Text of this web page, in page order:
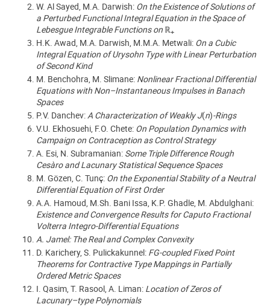
W. Al Sayed, M.A. Darwish: On the Existence of Solutions of
a Perturbed Functional Integral Equation in the Space of
Lebesgue Integrable Functions on ℝ+
H.K. Awad, M.A. Darwish, M.M.A. Metwali: On a Cubic
Integral Equation of Urysohn Type with Linear Perturbation
of Second Kind
M. Benchohra, M. Slimane: Nonlinear Fractional Differential
Equations with Non–Instantaneous Impulses in Banach
Spaces
P.V. Danchev:A Characterization of Weakly J(n)-Rings
V.U. Ekhosuehi, F.O. Chete: On Population Dynamics with
Campaign on Contraception as Control Strategy
A. Esi, N. Subramanian: Some Triple Difference Rough
Cesàro and Lacunary Statistical Sequence Spaces
M. Gözen, C. Tunç: On the Exponential Stability of a Neutral
Differential Equation of First Order
A.A. Hamoud, M.Sh. Bani Issa, K.P. Ghadle, M. Abdulghani:
Existence and Convergence Results for Caputo Fractional
Volterra Integro-Differential Equations
A. Jamel: The Real and Complex Convexity
D. Karichery, S. Pulickakunnel: FG-coupled Fixed Point
Theorems for Contractive Type Mappings in Partially
Ordered Metric Spaces
I. Qasim, T. Rasool, A. Liman: Location of Zeros of
Lacunary–type Polynomials